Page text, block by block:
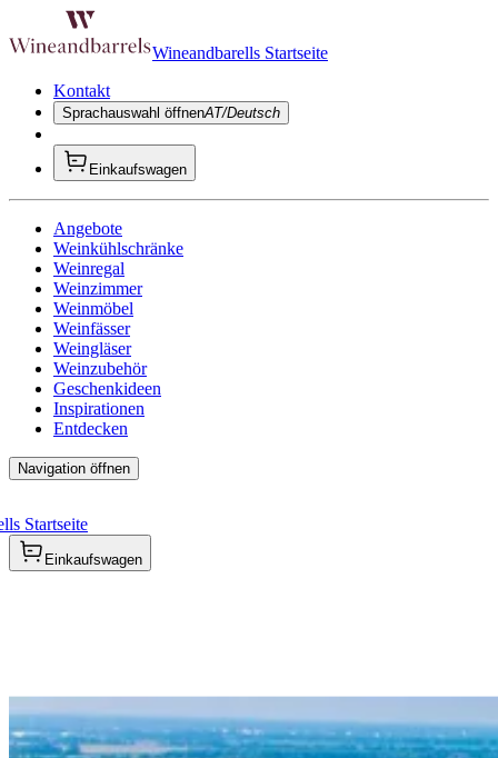
Wineandbarells Startseite
Kontakt
Sprachauswahl öffnenAT/Deutsch
Einkaufswagen
Angebote
Weinkühlschränke
Weinregal
Weinzimmer
Weinmöbel
Weinfässer
Weingläser
Weinzubehör
Geschenkideen
Inspirationen
Entdecken
Navigation öffnen
Startseite
Einkaufswagen